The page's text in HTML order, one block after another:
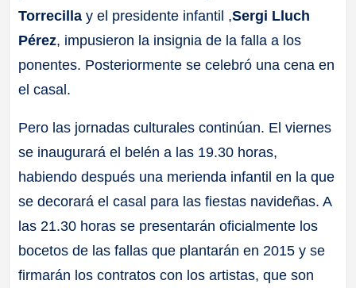
Torrecilla y el presidente infantil ,Sergi Lluch
Pérez, impusieron la insignia de la falla a los
ponentes. Posteriormente se celebró una cena en
el casal.
Pero las jornadas culturales continúan. El viernes
se inaugurará el belén a las 19.30 horas,
habiendo después una merienda infantil en la que
se decorará el casal para las fiestas navideñas. A
las 21.30 horas se presentarán oficialmente los
bocetos de las fallas que plantarán en 2015 y se
firmarán los contratos con los artistas, que son